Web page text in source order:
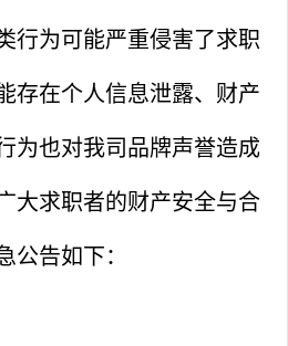
行为可能严重侵害了求职
存在个人信息泄露、财产
为也对我司品牌声誉造成
大求职者的财产安全与合
公告如下：